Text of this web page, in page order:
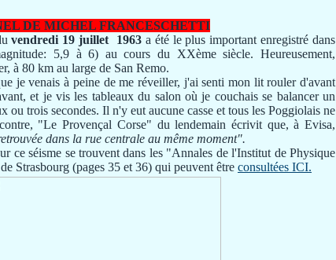
DE MICHEL FRANCESCHETTI
vendredi 19 juillet 1963a été le plus important enregistré dans
5,9 à 6) au cours du XXème siècle. Heureusement,
à 80 km au large de San Remo.
je venais à peine de me réveiller, j'ai senti mon lit rouler d'avant
et je vis les tableaux du salon où je couchais se balancer un
ou trois secondes. Il n'y eut aucune casse et tous les Poggiolais ne
"Le Provençal Corse" du lendemain écrivit que, à Evisa,
dans la rue centrale au même moment".
ce séisme se trouvent dans les "Annales de l'Institut de Physique
Strasbourg (pages 35 et 36) qui peuvent être consultées ICI.